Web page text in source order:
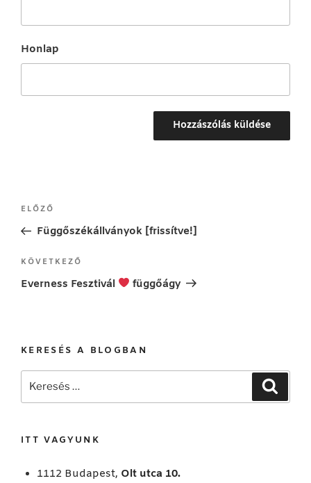
Honlap
Bejegyzés
Korábbi
bejegyzés
ELŐZŐ
Függőszékállványok [frissítve!]
Következő
bejegyzés
KÖVETKEZŐ
Everness Fesztivál függőágy
KERESÉS A BLOGBAN
Keresés
ITT VAGYUNK
1112 Budapest, Olt utca 10.